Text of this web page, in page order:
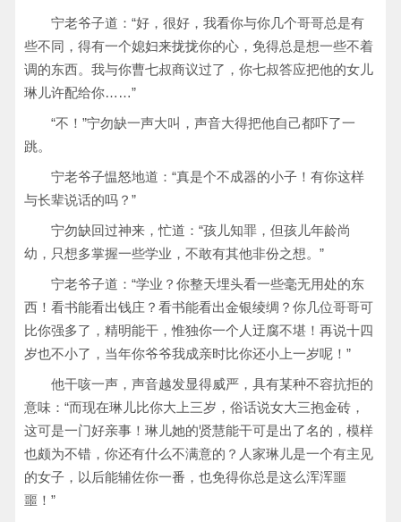
宁老爷子道：“好，很好，我看你与你几个哥哥总是有
些不同，得有一个媳妇来拢拢你的心，免得总是想一些不着
调的东西。我与你曹七叔商议过了，你七叔答应把他的女儿
琳儿许配给你……”
“不！”宁勿缺一声大叫，声音大得把他自己都吓了一
跳。
宁老爷子愠怒地道：“真是个不成器的小子！有你这样
与长辈说话的吗？”
宁勿缺回过神来，忙道：“孩儿知罪，但孩儿年龄尚
幼，只想多掌握一些学业，不敢有其他非份之想。”
宁老爷子道：“学业？你整天埋头看一些毫无用处的东
西！看书能看出钱庄？看书能看出金银绫绸？你几位哥哥可
比你强多了，精明能干，惟独你一个人迂腐不堪！再说十四
岁也不小了，当年你爷爷我成亲时比你还小上一岁呢！”
他干咳一声，声音越发显得威严，具有某种不容抗拒的
意味：“而现在琳儿比你大上三岁，俗话说女大三抱金砖，
这可是一门好亲事！琳儿她的贤慧能干可是出了名的，模样
也颇为不错，你还有什么不满意的？人家琳儿是一个有主见
的女子，以后能辅佐你一番，也免得你总是这么浑浑噩
噩！”